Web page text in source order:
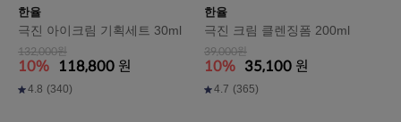
한율
극진 아이크림 기획세트 30ml
132,000원
10% 118,800 원
4.8 (340)
한율
극진 크림 클렌징폼 200ml
39,000원
10% 35,100 원
4.7 (365)